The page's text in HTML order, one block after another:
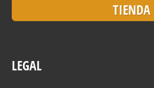
TIENDA
LEGAL